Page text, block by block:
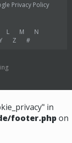
Privacy Policy
L M
N
Z #
in
footer.php on